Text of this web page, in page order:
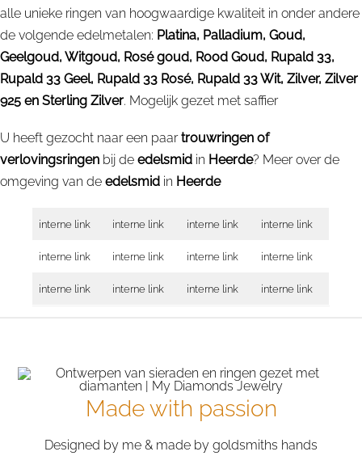
alle unieke ringen van hoogwaardige kwaliteit in onder andere
de volgende edelmetalen: Platina, Palladium, Goud,
Geelgoud, Witgoud, Rosé goud, Rood Goud, Rupald 33,
Rupald 33 Geel, Rupald 33 Rosé, Rupald 33 Wit, Zilver, Zilver
925 en Sterling Zilver. Mogelijk gezet met saffier
U heeft gezocht naar een paartrouwringen of
verlovingsringen bij de edelsmid in Heerde? Meer over de
omgeving van de edelsmid in Heerde
interne link interne link interne link interne link
interne link interne link interne link interne link
interne link interne link interne link interne link
Made with passion
Designed by me & made by goldsmiths hands